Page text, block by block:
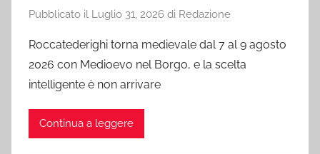
Pubblicato il Luglio 31, 2026 di Redazione
Roccatederighi torna medievale dal 7 al 9 agosto
2026 con Medioevo nel Borgo, e la scelta
intelligente è non arrivare
Continua a leggere